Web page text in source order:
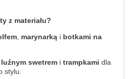
z materiału?
, marynarkąi botkami na
luźnym swetremi trampkami dla
stylu.